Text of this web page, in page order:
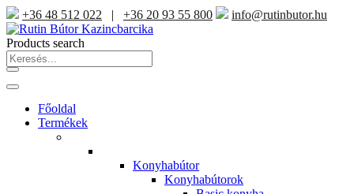
+36 48 512 022 | +36 20 93 55 800 info@rutinbutor.hu
Products search
Főoldal
Termékek
Konyhabútor
Konyhabútorok